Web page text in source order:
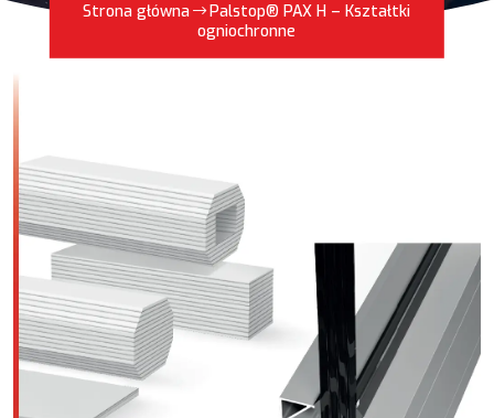
Strona główna
Palstop® PAX H – Kształtki
ogniochronne